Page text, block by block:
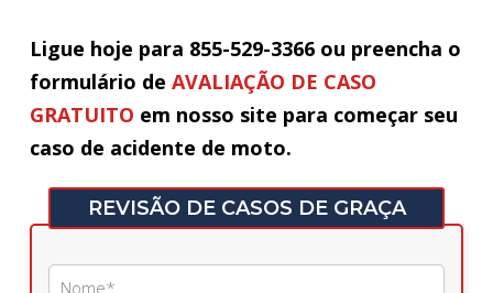
Ligue hoje para 855-529-3366 ou preencha o
formulário de AVALIAÇÃO DE CASO
GRATUITO em nosso site para começar seu
caso de acidente de moto.
REVISÃO DE CASOS DE GRAÇA